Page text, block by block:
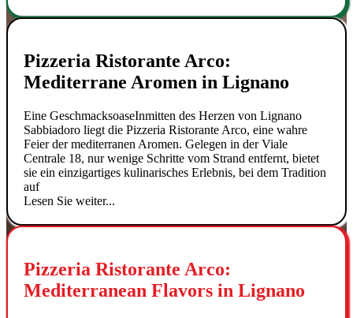
Pizzeria Ristorante Arco:
Mediterrane Aromen in Lignano
Eine GeschmacksoaseInmitten des Herzen von Lignano
Sabbiadoro liegt die Pizzeria Ristorante Arco, eine wahre
Feier der mediterranen Aromen. Gelegen in der Viale
Centrale 18, nur wenige Schritte vom Strand entfernt, bietet
sie ein einzigartiges kulinarisches Erlebnis, bei dem Tradition
auf
Lesen Sie weiter...
Pizzeria Ristorante Arco:
Mediterranean Flavors in Lignano